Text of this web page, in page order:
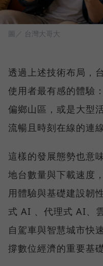
圖／ 台灣大哥大
透過上述技術布局，
使用者最有感的體驗
偏鄉山區，或是大型
流暢且時刻在線的連線
這樣的發展態勢也意
地台數量與下載速度
用體驗與基礎建設韌
式 AI 、代理式 AI、
自駕車與智慧城市快
撐數位經濟的重要基礎